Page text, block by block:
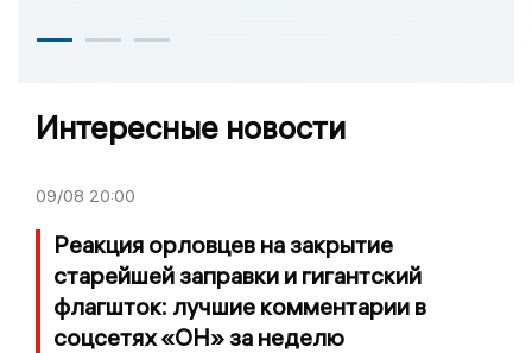
Интересные новости
09/08 20:00
Реакция орловцев на закрытие
старейшей заправки и гигантский
флагшток: лучшие комментарии в
соцсетях «ОН» за неделю